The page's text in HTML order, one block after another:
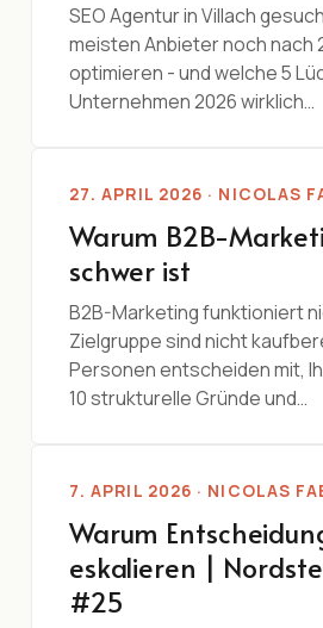
SEO Agentur in Villach
meisten Anbieter noch nach
optimieren - und welche 5
Unternehmen 2026 wirklich…
27. APRIL 2026 · NICOLAS
Warum B2B-
schwer ist
B2B-Marketing funktioniert
Zielgruppe sind nicht
Personen entscheiden mit,
10 strukturelle Gründe und…
7. APRIL 2026 · NICOLAS
Warum
eskalieren |
#25